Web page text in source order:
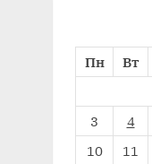
Пн
Вт
3
4
10
11